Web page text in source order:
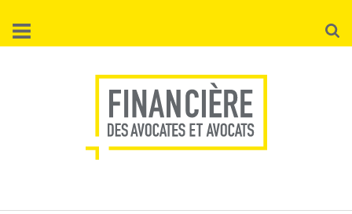
au
contenu